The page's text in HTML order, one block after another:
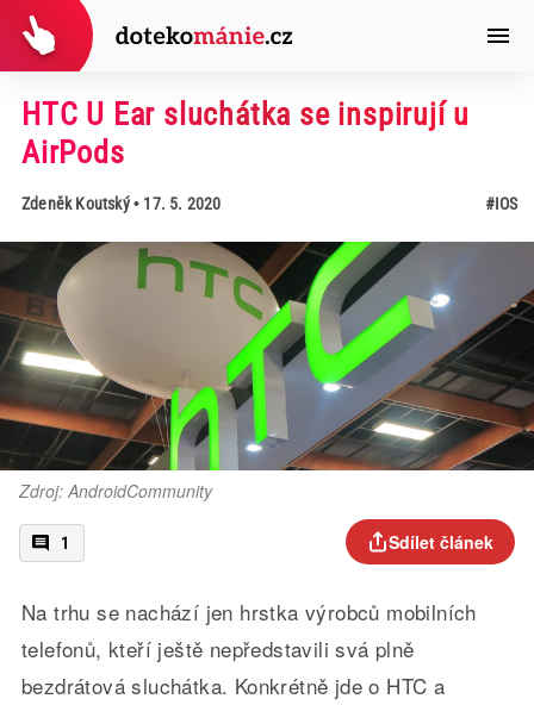
HTC U Ear sluchátka se inspirují u
AirPods
Zdeněk Koutský• 17. 5. 2020 #IOS
Zdroj: AndroidCommunity
1 Sdílet článek
Na trhu se nachází jen hrstka výrobců mobilních
telefonů, kteří ještě nepředstavili svá plně
bezdrátová sluchátka. Konkrétně jde o HTC a